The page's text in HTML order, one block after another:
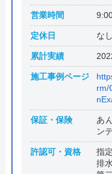
営業時間
定休日 な
累計実績
施工事例ページ
rm/
保証・保険
あ
ン
許認可・資格
指
排